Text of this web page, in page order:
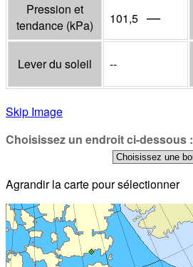
Pression et
tendance (kPa) 101,5 —
Lever du soleil --
Skip Image
Choisissez un endroit ci-dessous :
Agrandir la carte pour sélectionner